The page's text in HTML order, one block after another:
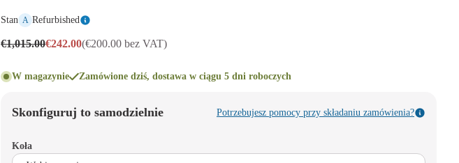
Stan A Refurbished
€1,015.00€242.00(€200.00 bez VAT)
W magazynie Zamówione dziś, dostawa w ciągu 5 dni roboczych
Skonfiguruj to samodzielnie Potrzebujesz pomocy przy składaniu zamówienia?
Koła